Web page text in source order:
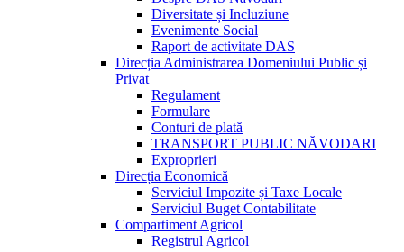
Diversitate și Incluziune
Evenimente Social
Raport de activitate DAS
Direcția Administrarea Domeniului Public și
Privat
Regulament
Formulare
Conturi de plată
TRANSPORT PUBLIC NĂVODARI
Exproprieri
Direcția Economică
Serviciul Impozite și Taxe Locale
Serviciul Buget Contabilitate
Compartiment Agricol
Registrul Agricol